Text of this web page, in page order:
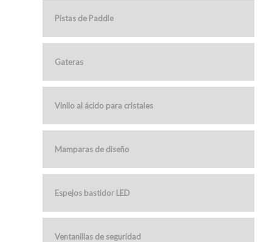
Pistas de Paddle
Gateras
Vinilo al ácido para cristales
Mamparas de diseño
Espejos bastidor LED
Ventanillas de seguridad